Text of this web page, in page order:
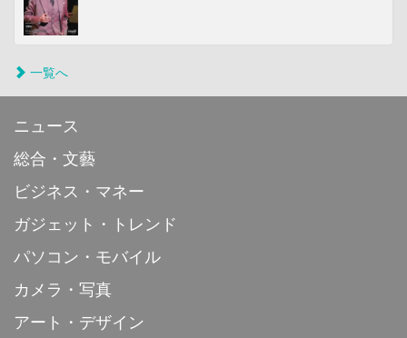
一覧へ
ニュース
総合・文藝
ビジネス・マネー
ガジェット・トレンド
パソコン・モバイル
カメラ・写真
アート・デザイン